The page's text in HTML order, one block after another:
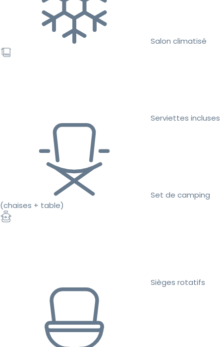
Salon climatisé
Serviettes incluses
Set de camping
(chaises + table)
Sièges rotatifs